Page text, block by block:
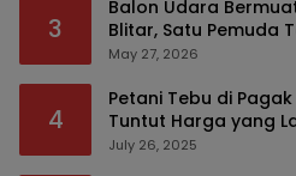
3
Balon Udara
Blitar, Satu Pemuda
Serius
May 27, 2026
4
Petani Tebu di
Tuntut Harga yang
July 26, 2025